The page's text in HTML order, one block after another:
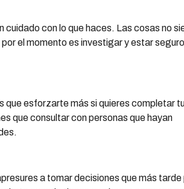
cuidado con lo que haces. Las cosas no
el momento es investigar y estar
que esforzarte más si quieres completar
que consultar con personas que hayan
a tomar decisiones que más tarde